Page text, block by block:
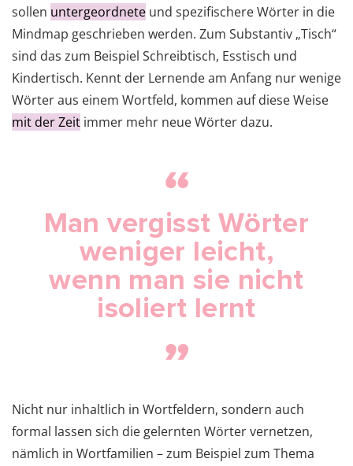
sollen untergeordnete und spezifischere Wörter in die
Mindmap geschrieben werden. Zum Substantiv „Tisch“
sind das zum Beispiel Schreibtisch, Esstisch und
Kindertisch. Kennt der Lernende am Anfang nur wenige
Wörter aus einem Wortfeld, kommen auf diese Weise
mit der Zeit immer mehr neue Wörter dazu.
Man vergisst Wörter
weniger leicht,
wenn man sie nicht
isoliert lernt
Nicht nur inhaltlich in Wortfeldern, sondern auch
formal lassen sich die gelernten Wörter vernetzen,
nämlich in Wortfamilien – zum Beispiel zum Thema